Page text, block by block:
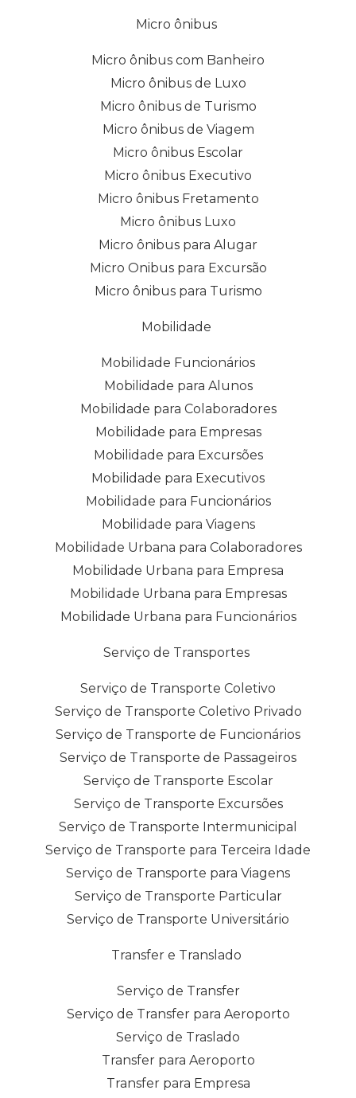
Micro ônibus
Micro ônibus com Banheiro
Micro ônibus de Luxo
Micro ônibus de Turismo
Micro ônibus de Viagem
Micro ônibus Escolar
Micro ônibus Executivo
Micro ônibus Fretamento
Micro ônibus Luxo
Micro ônibus para Alugar
Micro Onibus para Excursão
Micro ônibus para Turismo
Mobilidade
Mobilidade Funcionários
Mobilidade para Alunos
Mobilidade para Colaboradores
Mobilidade para Empresas
Mobilidade para Excursões
Mobilidade para Executivos
Mobilidade para Funcionários
Mobilidade para Viagens
Mobilidade Urbana para Colaboradores
Mobilidade Urbana para Empresa
Mobilidade Urbana para Empresas
Mobilidade Urbana para Funcionários
Serviço de Transportes
Serviço de Transporte Coletivo
Serviço de Transporte Coletivo Privado
Serviço de Transporte de Funcionários
Serviço de Transporte de Passageiros
Serviço de Transporte Escolar
Serviço de Transporte Excursões
Serviço de Transporte Intermunicipal
Serviço de Transporte para Terceira Idade
Serviço de Transporte para Viagens
Serviço de Transporte Particular
Serviço de Transporte Universitário
Transfer e Translado
Serviço de Transfer
Serviço de Transfer para Aeroporto
Serviço de Traslado
Transfer para Aeroporto
Transfer para Empresa